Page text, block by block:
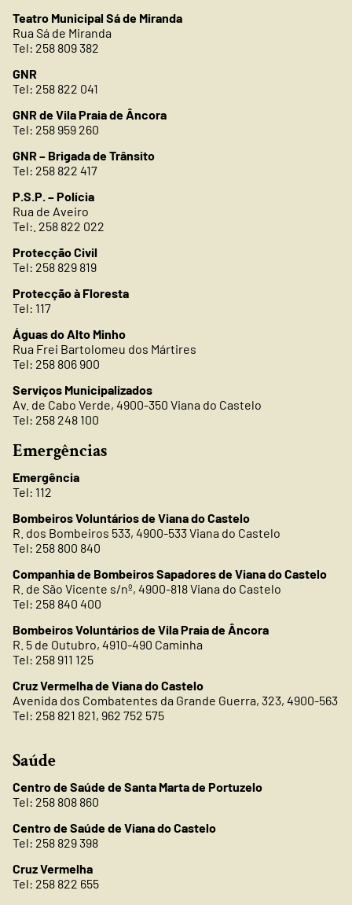
Teatro Municipal Sá de Miranda
Rua Sá de Miranda
Tel: 258 809 382
GNR
Tel: 258 822 041
GNR de Vila Praia de Âncora
Tel: 258 959 260
GNR – Brigada de Trânsito
Tel: 258 822 417
P.S.P. – Polícia
Rua de Aveiro
Tel:. 258 822 022
Protecção Civil
Tel: 258 829 819
Protecção à Floresta
Tel: 117
Águas do Alto Minho
Rua Frei Bartolomeu dos Mártires
Tel: 258 806 900
Serviços Municipalizados
Av. de Cabo Verde, 4900-350 Viana do Castelo
Tel: 258 248 100
Emergências
Emergência
Tel: 112
Bombeiros Voluntários de Viana do Castelo
R. dos Bombeiros 533, 4900-533 Viana do Castelo
Tel: 258 800 840
Companhia de Bombeiros Sapadores de Viana do Castelo
R. de São Vicente s/nº, 4900-818 Viana do Castelo
Tel: 258 840 400
Bombeiros Voluntários de Vila Praia de Âncora
R. 5 de Outubro, 4910-490 Caminha
Tel: 258 911 125
Cruz Vermelha de Viana do Castelo
Avenida dos Combatentes da Grande Guerra, 323, 4900-563
Tel: 258 821 821, 962 752 575
Saúde
Centro de Saúde de Santa Marta de Portuzelo
Tel: 258 808 860
Centro de Saúde de Viana do Castelo
Tel: 258 829 398
Cruz Vermelha
Tel: 258 822 655